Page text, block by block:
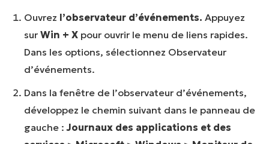
Ouvrez l’observateur d’événements. Appuyez
sur Win + X pour ouvrir le menu de liens rapides.
Dans les options, sélectionnez Observateur
d’événements.
Dans la fenêtre de l’observateur d’événements,
développez le chemin suivant dans le panneau de
gauche :Journaux des applications et des